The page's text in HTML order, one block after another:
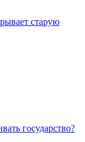
старую
государство?